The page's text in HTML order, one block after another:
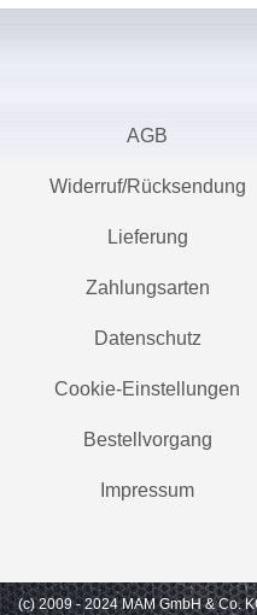
AGB
Widerruf/Rücksendung
Lieferung
Zahlungsarten
Datenschutz
Cookie-Einstellungen
Bestellvorgang
Impressum
(c) 2009 - 2024 MAM GmbH & Co.